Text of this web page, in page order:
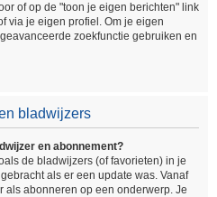
of op de "toon je eigen berichten" link
via je eigen profiel. Om je eigen
zoekfunctie gebruiken en
bladwijzers
en abonnement?
de bladwijzers (of favorieten) in je
als er een update was. Vanaf
als abonneren op een onderwerp. Je